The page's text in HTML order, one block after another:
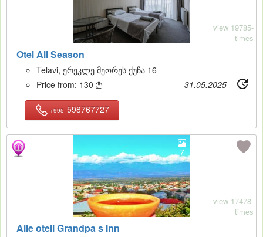
Otel All Season
view 19785-
times
Telavi, ერეკლე მეორეს ქუჩა 16
Price from: 130  31.05.2025
+995 598767727
7
Aile oteli Grandpa s Inn
view 17478-
times